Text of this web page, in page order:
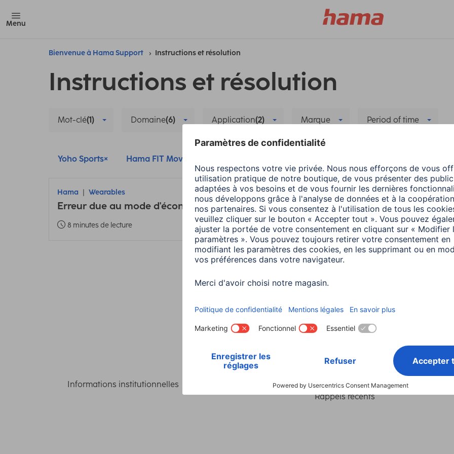
Menu
Bienvenue à Hama Support Instructions et résolution
Instructions et résolution
Mot-clé(1) Domaine(6) Application(2) Marque Period of time
Yoho Sports Hama FIT Move
Hama Wearables
Erreur due au mode d'économie d'énergie
8 minutes de lecture
Choisissez un pays
Informations institutionnelles Confidentialité et Securité Conditions de garantie
Déclarations
Rappels récents